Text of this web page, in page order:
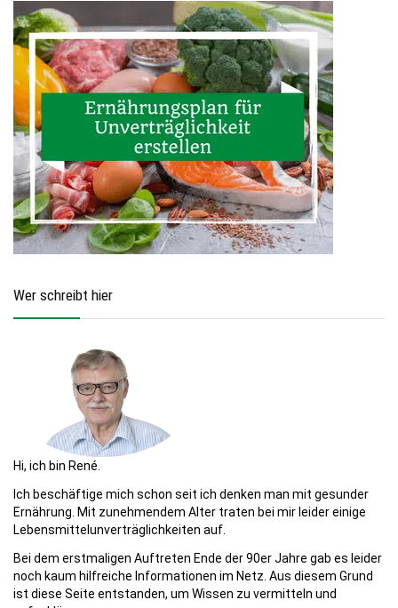
Wer schreibt hier
Hi, ich bin René.
Ich beschäftige mich schon seit ich denken man mit gesunder
Ernährung. Mit zunehmendem Alter traten bei mir leider einige
Lebensmittelunverträglichkeiten auf.
Bei dem erstmaligen Auftreten Ende der 90er Jahre gab es leider
noch kaum hilfreiche Informationen im Netz. Aus diesem Grund
ist diese Seite entstanden, um Wissen zu vermitteln und